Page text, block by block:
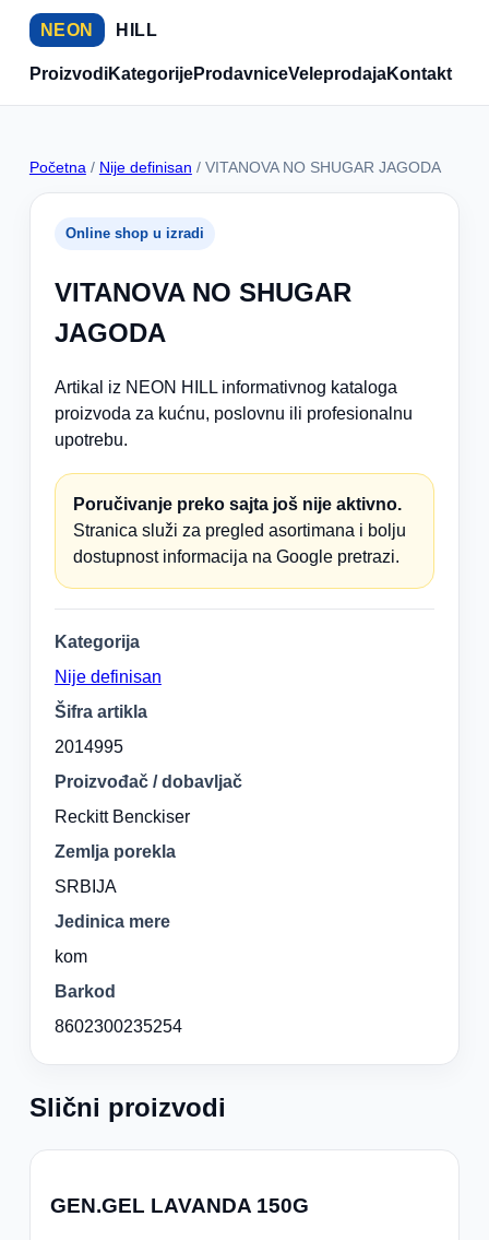
NEON HILL
ProizvodiKategorijeProdavniceVeleprodajaKontakt
Početna / Nije definisan / VITANOVA NO SHUGAR JAGODA
Online shop u izradi
VITANOVA NO SHUGAR
JAGODA
Artikal iz NEON HILL informativnog kataloga
proizvoda za kućnu, poslovnu ili profesionalnu
upotrebu.
Poručivanje preko sajta još nije aktivno.
Stranica služi za pregled asortimana i bolju
dostupnost informacija na Google pretrazi.
Kategorija
Nije definisan
Šifra artikla
2014995
Proizvođač / dobavljač
Reckitt Benckiser
Zemlja porekla
SRBIJA
Jedinica mere
kom
Barkod
8602300235254
Slični proizvodi
GEN.GEL LAVANDA 150G